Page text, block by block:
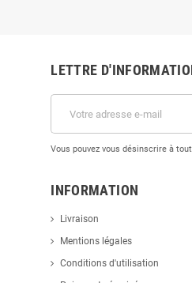
LETTRE
Vous pouvez vous désinscrire à
INFORMATION
Livraison
Mentions légales
Conditions d'utilisation